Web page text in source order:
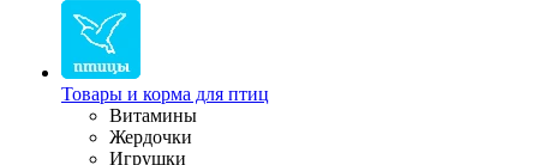
Товары и корма для птиц
Витамины
Жердочки
Игрушки